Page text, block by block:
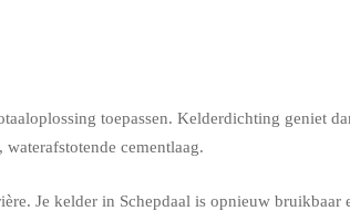
toepassen. Kelderdichting geniet
cementlaag.
Je kelder in Schepdaal is opnieuw